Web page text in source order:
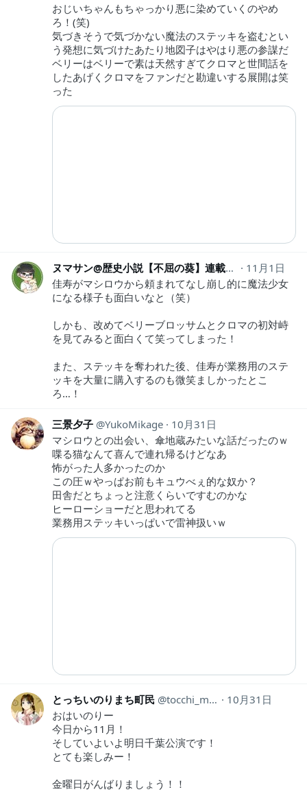
おじいちゃんもちゃっかり悪に染めていくのやめ
ろ！(笑)
気づきそうで気づかない魔法のステッキを盗むとい
う発想に気づけたあたり地図子はやはり悪の参謀だ
ベリーはベリーで素は天然すぎてクロマと世間話を
したあげくクロマをファンだと勘違いする展開は笑
った
ヌマサン@歴史小説【不屈の葵】連載中！
11月1日
佳寿がマシロウから頼まれてなし崩し的に魔法少女
になる様子も面白いなと（笑）
しかも、改めてベリーブロッサムとクロマの初対峙
を見てみると面白くて笑ってしまった！
また、ステッキを奪われた後、佳寿が業務用のステ
ッキを大量に購入するのも微笑ましかったとこ
ろ…！
三景夕子 YukoMikage
10月31日
マシロウとの出会い、傘地蔵みたいな話だったのｗ
喋る猫なんて喜んで連れ帰るけどなあ
怖がった人多かったのか
この圧ｗやっぱお前もキュウべぇ的な奴か？
田舎だとちょっと注意くらいですむのかな
ヒーローショーだと思われてる
業務用ステッキいっぱいで雷神扱いｗ
とっちいのりまち町民 tocchi_machi
10月31日
おはいのりー
今日から11月！
そしていよいよ明日千葉公演です！
とても楽しみー！
金曜日がんばりましょう！！